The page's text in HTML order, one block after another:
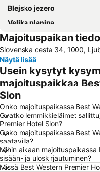
Blejsko jezero
Velika planina
Park of Slovenian Reformation
Pustolovski park Bled
Centre Stožice
Predjama Castle
Tivoli Park
Krvavec
Slovensko mladinsko gledališče
Kongo
Blejski Vintgar
Majoituspaikan
Slovenska cesta 34, 1000,
Näytä lisää
Usein kysytyt
majoituspaikkaa
Slon
Onko majoituspaikassa Best
Ovatko lemmikkieläimet
Premier Hotel Slon?
Onko majoituspaikassa Best
saatavilla?
Mihin aikaan majoituspaikassa
sisään- ja uloskirjautuminen?
Missä Best Western Premier